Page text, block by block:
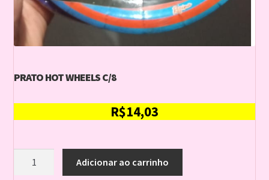
PRATO HOT WHEELS C/8
R$14,03
Adicionar ao carrinho